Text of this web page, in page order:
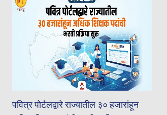
पवित्र पोर्टलद्वारे राज्यातील ३० हजारांहून